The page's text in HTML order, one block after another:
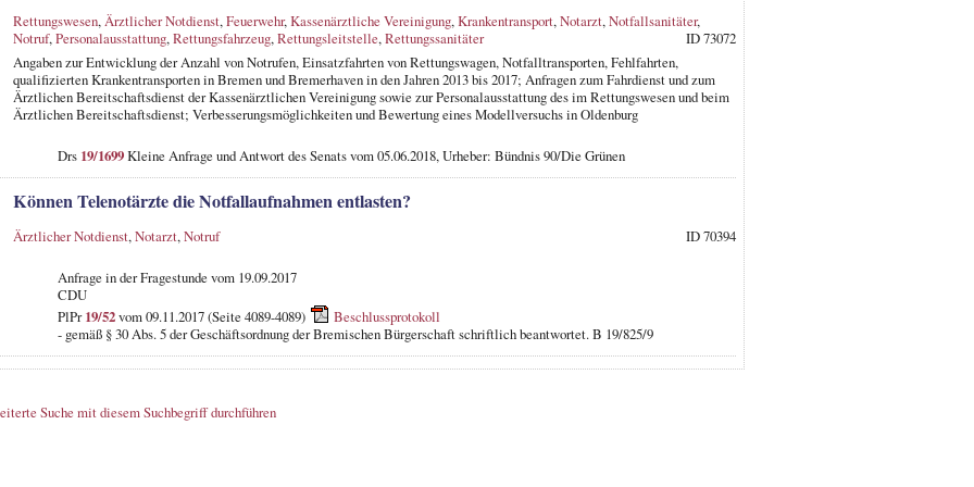
Rettungswesen,Ärztlicher Notdienst,Feuerwehr,Kassenärztliche Vereinigung,Krankentransport,Notarzt,Notfallsanitäter,
Notruf,Personalausstattung,Rettungsfahrzeug,Rettungsleitstelle,Rettungssanitäter
ID 73072
Angaben zur Entwicklung der Anzahl von Notrufen, Einsatzfahrten von Rettungswagen, Notfalltransporten, Fehlfahrten,
qualifizierten Krankentransporten in Bremen und Bremerhaven in den Jahren 2013 bis 2017; Anfragen zum Fahrdienst und zum
Ärztlichen Bereitschaftsdienst der Kassenärztlichen Vereinigung sowie zur Personalausstattung des im Rettungswesen und beim
Ärztlichen Bereitschaftsdienst; Verbesserungsmöglichkeiten und Bewertung eines Modellversuchs in Oldenburg
Drs 19/1699Kleine Anfrage und Antwort des Senats vom 05.06.2018, Urheber: Bündnis 90/Die Grünen
Können Telenotärzte die Notfallaufnahmen entlasten?
Ärztlicher Notdienst,Notarzt,Notruf ID 70394
Anfrage in der Fragestunde vom 19.09.2017
CDU
PlPr19/52vom 09.11.2017 (Seite 4089-4089)
Beschlussprotokoll
- gemäß § 30 Abs. 5 der Geschäftsordnung der Bremischen Bürgerschaft schriftlich beantwortet. B 19/825/9
Suche mit diesem Suchbegriff durchführen